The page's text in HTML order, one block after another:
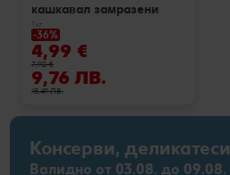
кашкавал замразени
1 кг
-36%
4,99 €
7,92 €
9,76 ЛВ.
15,49 ЛВ.
Консерви, деликатеси
Валидно от 03.08. до 09.08.